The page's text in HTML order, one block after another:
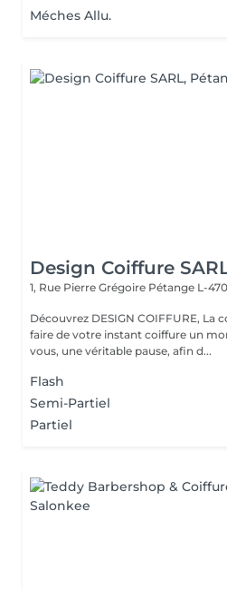
Méches Allu.
Design Coiffure
1, Rue Pierre Grégoire Pétange L-
Découvrez DESIGN COIFFURE, La coiffure est notre passion,
faire de votre instant coiffure un
vous, une véritable pause, afin d...
Flash
Semi-Partiel
Partiel